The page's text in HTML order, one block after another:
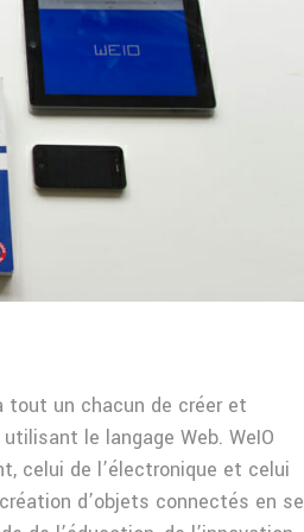
un chacun de créer et
le langage Web. WeIO
celui de l’électronique et celui
d’objets connectés en se